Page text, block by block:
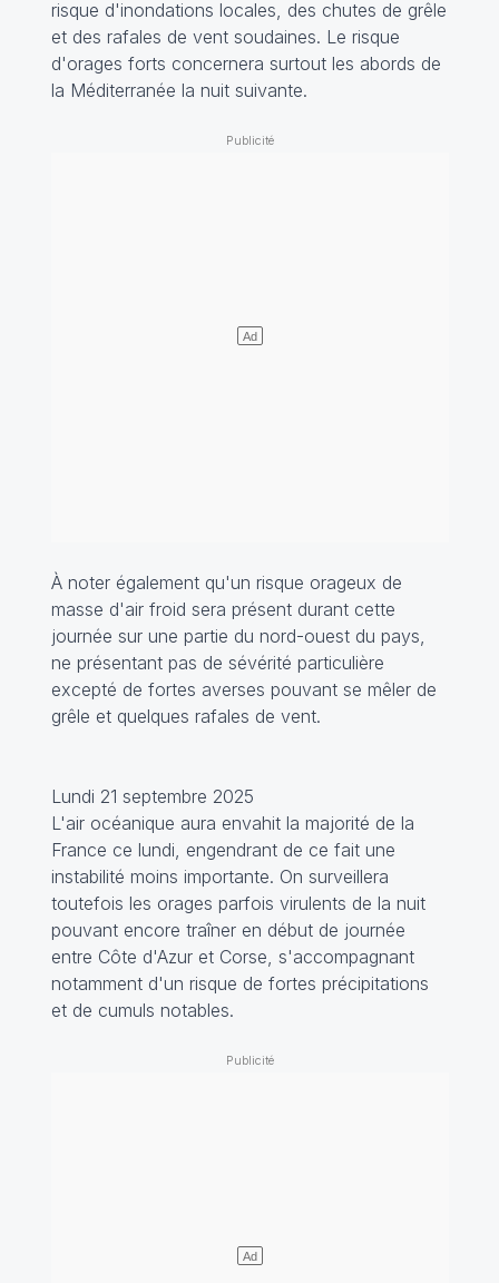
risque d'inondations locales, des chutes de grêle
et des rafales de vent soudaines. Le risque
d'orages forts concernera surtout les abords de
la Méditerranée la nuit suivante.
À noter également qu'un risque orageux de
masse d'air froid sera présent durant cette
journée sur une partie du nord-ouest du pays,
ne présentant pas de sévérité particulière
excepté de fortes averses pouvant se mêler de
grêle et quelques rafales de vent.
Lundi 21 septembre 2025
L'air océanique aura envahit la majorité de la
France ce lundi, engendrant de ce fait une
instabilité moins importante. On surveillera
toutefois les orages parfois virulents de la nuit
pouvant encore traîner en début de journée
entre Côte d'Azur et Corse, s'accompagnant
notamment d'un risque de fortes précipitations
et de cumuls notables.